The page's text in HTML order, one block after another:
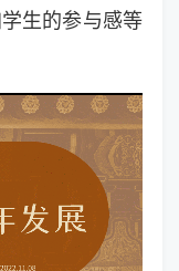
生的参与感等